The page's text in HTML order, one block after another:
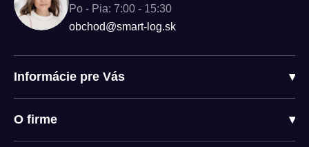
Po - Pia: 7:00 - 15:30
obchod@smart-log.sk
Informácie pre Vás ▾
O firme ▾